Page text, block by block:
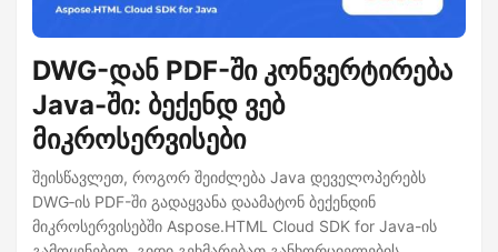
DWG-დან PDF-ში კონვერტირება
Java-ში: ბექენდ ვებ
მიკროსერვისები
შეისწავლეთ, როგორ შეიძლება Java დეველოპერებს
DWG‑ის PDF-ში გადაყვანა დაამატონ ბექენდინ
მიკროსერვისებში Aspose.HTML Cloud SDK for Java-ის